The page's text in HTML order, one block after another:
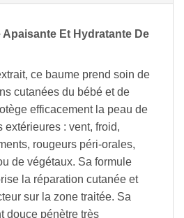
Apaisante Et Hydratante De
ce baume prend soin de
cutanées du bébé et de
efficacement la peau de
extérieures : vent, froid,
rougeurs péri-orales,
de végétaux. Sa formule
la réparation cutanée et
sur la zone traitée. Sa
douce pénètre très